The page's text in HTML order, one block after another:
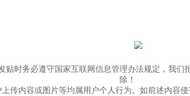
贴时务必遵守国家互联网信息管理办法规定，我
除！
传内容或图片等均属用户个人行为。如前述内容